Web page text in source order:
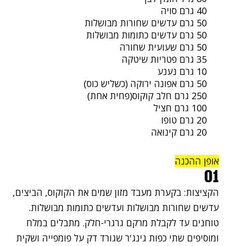
40 גרם סויה
50 גרם עדשים שחורות מבושלות
50 גרם עדשים כתומות מבושלות
50 גרם שעועית שחורה
35 גרם פטריות שיטקה
10 גרם נענע
50 גרם אפונה ירוקה (כשליש כוס)
250 גרם חלב קוקוס(פחית אחת)
100 גרם חציל
20 גרם טופו
20 גרם קינואה
אופן ההכנה
01
הקציצות: בקערת מעבד מזון שמים את הקוקוס, הביצים,
עדשים שחורות מבושלות ועדשים כתומות מבושלות.
טוחנים עד לקבלת מרקם גרגרי-חלק. מתבלים במלח
ומוסיפים שתי כפות גינג'ר שגורד דק על פומפייה ושקית